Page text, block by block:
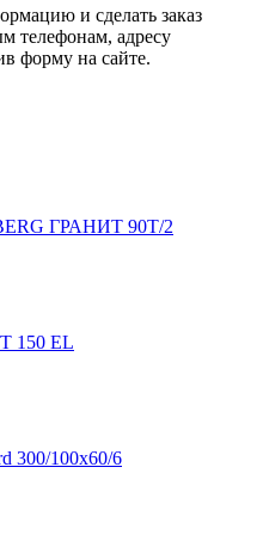
и сделать заказ
телефонам, адресу
форму на сайте.
ГРАНИТ 90T/2
150 EL
300/100x60/6